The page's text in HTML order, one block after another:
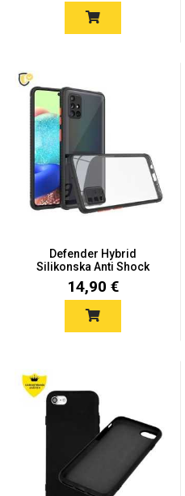
Defender Hybrid
Silikonska Anti Shock
Maskica...
14,90 €
Za njega
Svijet životinja
Mandale / Cvjetni
motivi